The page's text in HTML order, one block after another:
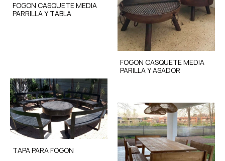
FOGON CASQUETE MEDIA
PARRILLA Y TABLA
FOGON CASQUETE MEDIA
PARILLA Y ASADOR
TAPA PARA FOGON